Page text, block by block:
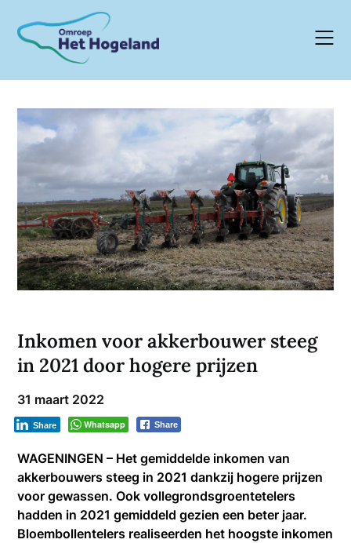
content
Inkomen voor akkerbouwer steeg
in 2021 door hogere prijzen
31 maart 2022
Whatsapp Share
Share
WAGENINGEN – Het gemiddelde inkomen van
akkerbouwers steeg in 2021 dankzij hogere prijzen
voor gewassen. Ook vollegrondsgroentetelers
hadden in 2021 gemiddeld gezien een beter jaar.
Bloembollentelers realiseerden het hoogste inkomen